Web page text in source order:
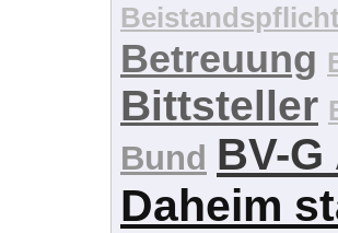
Betreuung
Bittsteller
Bund BV-
Daheim